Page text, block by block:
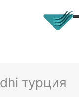
dhi турция